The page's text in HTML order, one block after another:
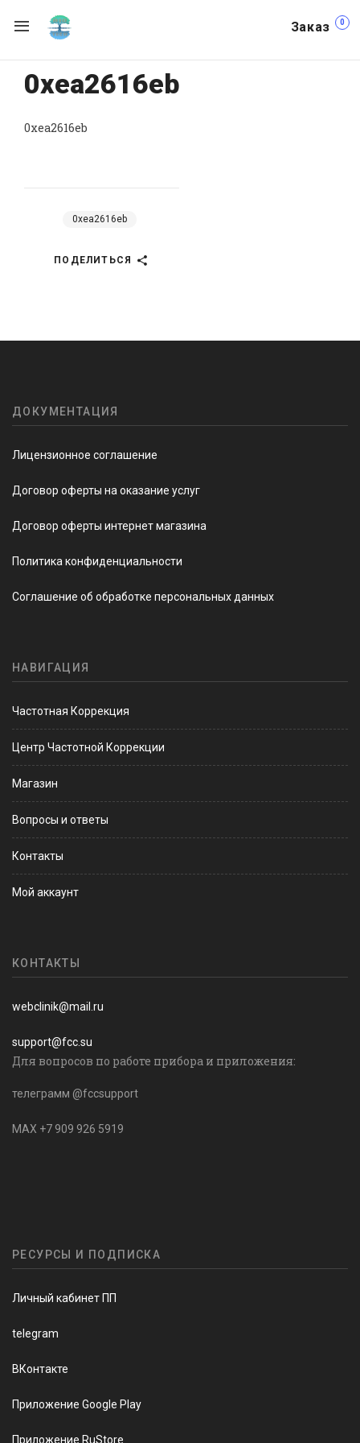
Заказ 0
0xea2616eb
0xea2616eb
0xea2616eb
ПОДЕЛИТЬСЯ
ДОКУМЕНТАЦИЯ
Лицензионное соглашение
Договор оферты на оказание услуг
Договор оферты интернет магазина
Политика конфиденциальности
Соглашение об обработке персональных данных
НАВИГАЦИЯ
Частотная Коррекция
Центр Частотной Коррекции
Магазин
Вопросы и ответы
Контакты
Мой аккаунт
КОНТАКТЫ
webclinik@mail.ru
support@fcc.su
Для вопросов по работе прибора и приложения:
телеграмм @fccsupport
MAX +7 909 926 5919
РЕСУРСЫ И ПОДПИСКА
Личный кабинет ПП
telegram
ВКонтакте
Приложение Google Play
Приложение RuStore